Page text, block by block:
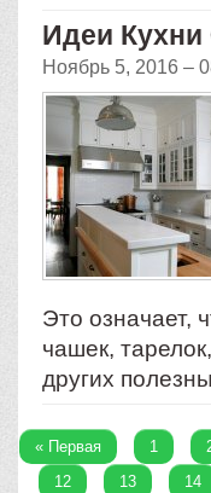
Идеи Кухни
Ноябрь 5, 2016 –
Это означает,
чашек,
других
« Первая 1
12
13 14